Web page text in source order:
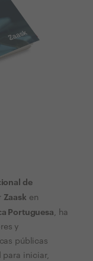
de
Zaask en
Portuguesa , ha
y
públicas
para iniciar,